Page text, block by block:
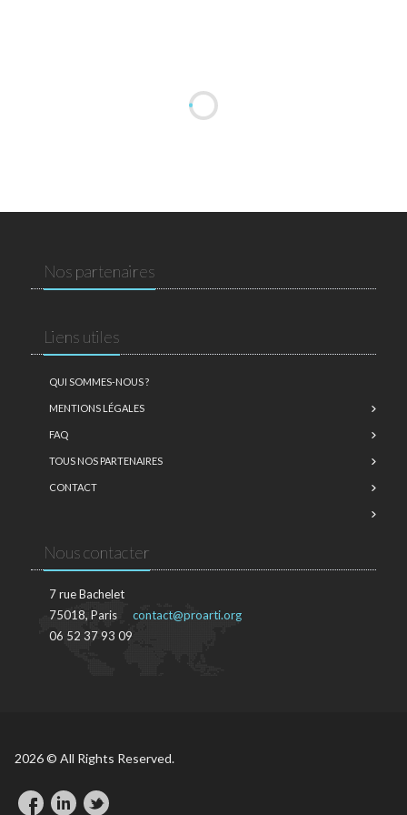
Nos partenaires
Liens utiles
QUI SOMMES-NOUS ?
MENTIONS LÉGALES
FAQ
TOUS NOS PARTENAIRES
CONTACT
Nous contacter
7 rue Bachelet
75018, Paris
06 52 37 93 09
contact@proarti.org
2026 © All Rights Reserved.